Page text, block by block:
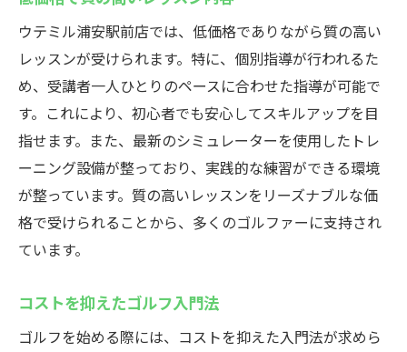
ウテミル浦安駅前店では、低価格でありながら質の高い
レッスンが受けられます。特に、個別指導が行われるた
め、受講者一人ひとりのペースに合わせた指導が可能で
す。これにより、初心者でも安心してスキルアップを目
指せます。また、最新のシミュレーターを使用したトレ
ーニング設備が整っており、実践的な練習ができる環境
が整っています。質の高いレッスンをリーズナブルな価
格で受けられることから、多くのゴルファーに支持され
ています。
コストを抑えたゴルフ入門法
ゴルフを始める際には、コストを抑えた入門法が求めら